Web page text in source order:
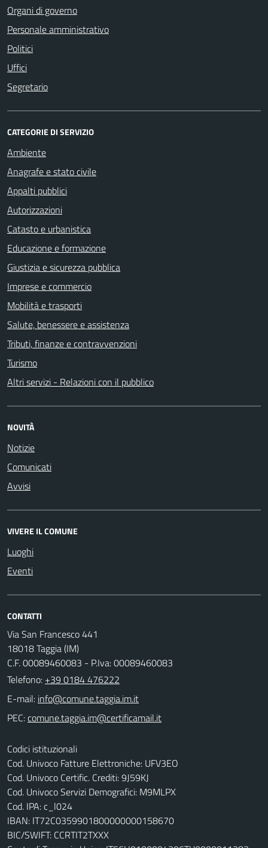
Organi di governo
Personale amministrativo
Politici
Uffici
Segretario
CATEGORIE DI SERVIZIO
Ambiente
Anagrafe e stato civile
Appalti pubblici
Autorizzazioni
Catasto e urbanistica
Educazione e formazione
Giustizia e sicurezza pubblica
Imprese e commercio
Mobilità e trasporti
Salute, benessere e assistenza
Tributi, finanze e contravvenzioni
Turismo
Altri servizi - Relazioni con il pubblico
NOVITÀ
Notizie
Comunicati
Avvisi
VIVERE IL COMUNE
Luoghi
Eventi
CONTATTI
Via San Francesco 441
18018 Taggia (IM)
C.F. 00089460083 - P.Iva: 00089460083
Telefono: +39 0184 476222
E-mail:
PEC:
Codici istituzionali
Cod. Univoco Fatture Elettroniche: UFV3EO
Cod. Univoco Certific. Crediti: 9J59KJ
Cod. Univoco Servizi Demografici: M9MLPX
Cod. IPA: c_l024
IBAN: IT72C0359901800000000158670
BIC/SWIFT: CCRTIT2TXXX